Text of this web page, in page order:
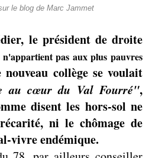
le blog de Marc Jammet
le président de droite
pas aux plus pauvres
nouveau collège se voulait
au cœur du Val Fourré",
disent les hors-sol ne
ni le chômage de
vivre endémique.